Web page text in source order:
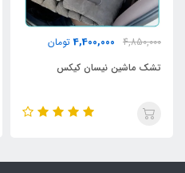
4,850,000
4,400,000 تومان
تشک ماشین نیسان کیکس